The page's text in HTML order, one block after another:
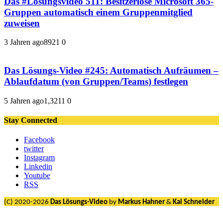
Gruppen automatisch einem Gruppenmitglied
zuweisen
3 Jahren ago8921 0
Das Lösungs-Video #245: Automatisch Aufräumen –
Ablaufdatum (von Gruppen/Teams) festlegen
5 Jahren ago1,3211 0
Stay Connected
Facebook
twitter
Instagram
Linkedin
Youtube
RSS
(C) 2020-2026 Das Lösungs-Video by Markus Hahner & Kai Schneider